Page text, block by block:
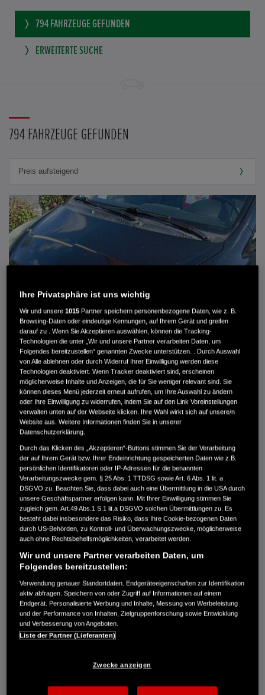
794 FAHRZEUGE GEFUNDEN
ERWEITERTE SUCHE
794 FAHRZEUGE GEFUNDEN
MWST. NICHT AUSWEISBAR
3.900 €
Außenfarbe
crystal black pearl
Kilometerstand
166.000 km
Kraftstoffart
Super
Getriebe
Automatik
Türen
5
Leistung
61 kW / 83 PS
Hubraum
1.339 cm³
Erstzulassung
10.2007
Bauart
Limousine
AUTO HARKE GMBH
Randersweide 59-63
21035 Hamburg
+49 40 735 935 0
DETAILS
Ihre Privatsphäre ist uns wichtig
Wir und unsere1015 Partner speichern personenbezogene Daten, wie z. B.
Browsing-Daten oder eindeutige Kennungen, auf Ihrem Gerät und greifen
darauf zu . Wenn Sie Akzeptieren auswählen, können die Tracking-
Technologien die unter „Wir und unsere Partner verarbeiten Daten, um
Folgendes bereitzustellen“ genannten Zwecke unterstützen. . Durch Auswahl
von Alle ablehnen oder durch Widerruf Ihrer Einwilligung werden diese
Technologien deaktiviert. Wenn Tracker deaktiviert sind, erscheinen
möglicherweise Inhalte und Anzeigen, die für Sie weniger relevant sind. Sie
können dieses Menü jederzeit erneut aufrufen, um Ihre Auswahl zu ändern
oder Ihre Einwilligung zu widerrufen, indem Sie auf den Link Voreinstellungen
verwalten unten auf der Webseite klicken. Ihre Wahl wirkt sich auf unsere/n
Website aus. Weitere Informationen finden Sie in unserer
Datenschutzerklärung.
Durch das Klicken des „Akzeptieren“-Buttons stimmen Sie der Verarbeitung
der auf Ihrem Gerät bzw. Ihrer Endeinrichtung gespeicherten Daten wie z.B.
persönlichen Identifikatoren oder IP-Adressen für die benannten
Verarbeitungszwecke gem. § 25 Abs. 1 TTDSG sowie Art. 6 Abs. 1 lit. a
DSGVO zu. Beachten Sie, dass dabei auch eine Übermittlung in die USA durch
unsere Geschäftspartner erfolgen kann. Mit Ihrer Einwilligung stimmen Sie
zugleich gem. Art.49 Abs.1 S.1 lit.a DSGVO solchen Übermittlungen zu. Es
besteht dabei insbesondere das Risiko, dass Ihre Cookie-bezogenen Daten
durch US-Behörden, zu Kontroll- und Überwachungszwecke, möglicherweise
auch ohne Rechtsbehelfsmöglichkeiten, verarbeitet werden.
Wir und unsere Partner verarbeiten Daten, um
Folgendes bereitzustellen:
Verwendung genauer Standortdaten. Endgeräteeigenschaften zur Identifikation
aktiv abfragen. Speichern von oder Zugriff auf Informationen auf einem
Endgerät. Personalisierte Werbung und Inhalte, Messung von Werbeleistung
und der Performance von Inhalten, Zielgruppenforschung sowie Entwicklung
und Verbesserung von Angeboten.
Liste der Partner (Lieferanten)
Zwecke anzeigen